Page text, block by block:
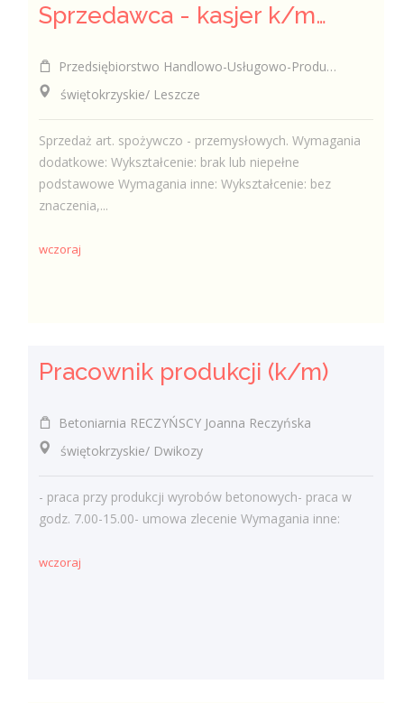
Sprzedawca - kasjer k/m/inni
Przedsiębiorstwo Handlowo-Usługowo-Produkcyjne Edward Kasza
świętokrzyskie/ Leszcze
Sprzedaż art. spożywczo - przemysłowych. Wymagania
dodatkowe: Wykształcenie: brak lub niepełne
podstawowe Wymagania inne: Wykształcenie: bez
znaczenia,...
wczoraj
Pracownik produkcji (k/m)
Betoniarnia RECZYŃSCY Joanna Reczyńska
świętokrzyskie/ Dwikozy
- praca przy produkcji wyrobów betonowych- praca w
godz. 7.00-15.00- umowa zlecenie Wymagania inne:
wczoraj